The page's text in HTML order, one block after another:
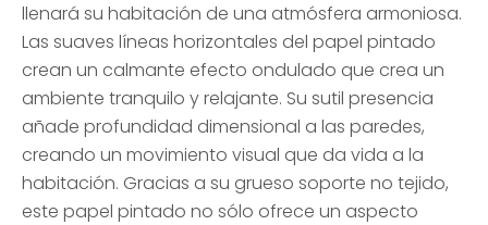
llenará su habitación de una atmósfera armoniosa.
Las suaves líneas horizontales del papel pintado
crean un calmante efecto ondulado que crea un
ambiente tranquilo y relajante. Su sutil presencia
añade profundidad dimensional a las paredes,
creando un movimiento visual que da vida a la
habitación. Gracias a su grueso soporte no tejido,
este papel pintado no sólo ofrece un aspecto